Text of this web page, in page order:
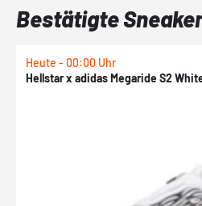
Bestätigte
Heute - 00:00 Uhr
Hellstar x adidas Megaride S2